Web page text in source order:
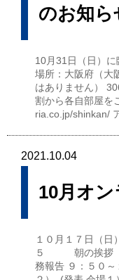
のお知ら
10月31日（日）
場所：大阪府（大
はありません）
割から各自部屋
ria.co.jp/shinkan/
2021.10.04
10月オ
１０月１７日（日
５ 朝の挨拶
務報告 ９：５０